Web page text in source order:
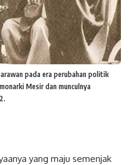
pada era perubahan politik
Mesir dan munculnya
yang maju semenjak